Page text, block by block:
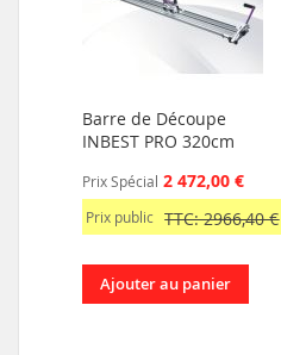
Barre de Découpe
INBEST PRO 320cm
Prix Spécial 2 472,00 €
Prix public TTC: 2966,40 €
Ajouter au panier